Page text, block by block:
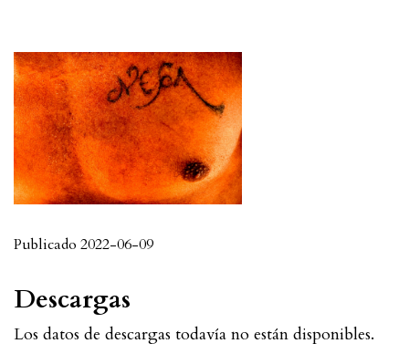
Publicado 2022-06-09
Descargas
Los datos de descargas todavía no están disponibles.